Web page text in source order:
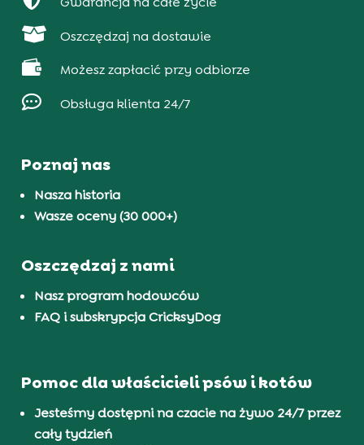
 Oszczędzaj na dostawie
 Możesz zapłacić przy odbiorze
 Obsługa klienta 24/7
Poznaj nas
Nasza historia
Wasze oceny (30 000+)
Oszczędzaj z nami
Nasz program hodowców
FAQ i subskrypcja CricksyDog
Pomoc dla właścicieli psów i kotów
Jesteśmy dostępni na czacie na żywo 24/7 przez
cały tydzień